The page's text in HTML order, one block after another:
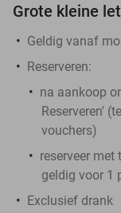
Grote kleine
Geldig vanaf
Reserveren:
na aankoop
Reserveren'
vouchers)
reserveer
geldig voor 1
Exclusief drank